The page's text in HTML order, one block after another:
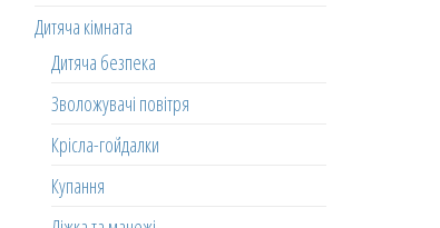
Дитяча кімната
Дитяча безпека
Зволожувачі повітря
Крісла-гойдалки
Купання